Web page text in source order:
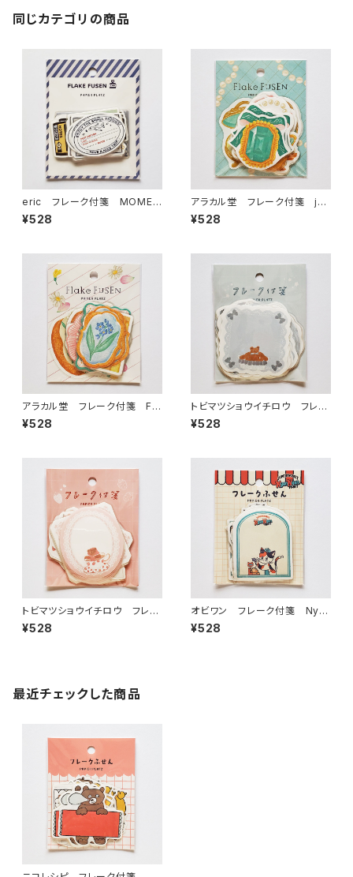
同じカテゴリの商品
eric フレーク付箋 MOMEN
T LOG飛行機 60-011
¥528
アラカル堂 フレーク付箋 je
welry シールふせん紙 60-
028
¥528
アラカル堂 フレーク付箋 Fle
ur et Sweets - Le Jardin
シールふせん紙 60-027
¥528
トビマツショウイチロウ フレー
ク付箋 blue favorite ブル
ー60-021
¥528
トビマツショウイチロウ フレー
ク付箋 pink favorite ピン
ク60-022
¥528
オビワン フレーク付箋 Nya
nNyan MART - Wednesday
シールふせん紙 60-029
¥528
最近チェックした商品